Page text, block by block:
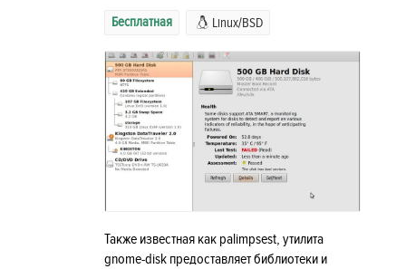
Бесплатная Linux/BSD
Также известная как palimpsest, утилита
gnome-disk предоставляет библиотеки и